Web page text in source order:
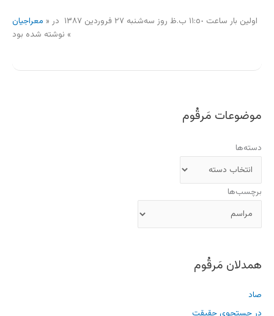
اولین بار ساعت ۱۱:٥٠ ‎ب.ظ روز سه‌شنبه ٢٧ فروردین ۱۳۸٧ در «
معراجیان
» نوشته شده بود
موضوعات مَرقُوم
دسته‌ها
برچسب‌ها
همدلان مَرقُوم
صاد
در جستجوی حقیقت